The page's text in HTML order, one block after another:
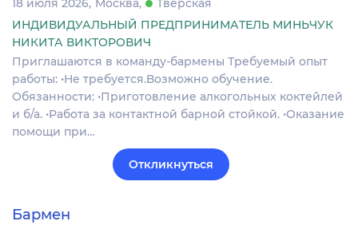
18 июля 2026 Москва
Тверская
ИНДИВИДУАЛЬНЫЙ ПРЕДПРИНИМАТЕЛЬ МИНЬЧУК
НИКИТА ВИКТОРОВИЧ
Приглашаются в команду-бармены Требуемый опыт
работы: •Не требуется.Возможно обучение.
Обязанности: •Приготовление алкогольных коктейлей
и б/а. •Работа за контактной барной стойкой. •Оказание
помощи при…
Откликнуться
Бармен